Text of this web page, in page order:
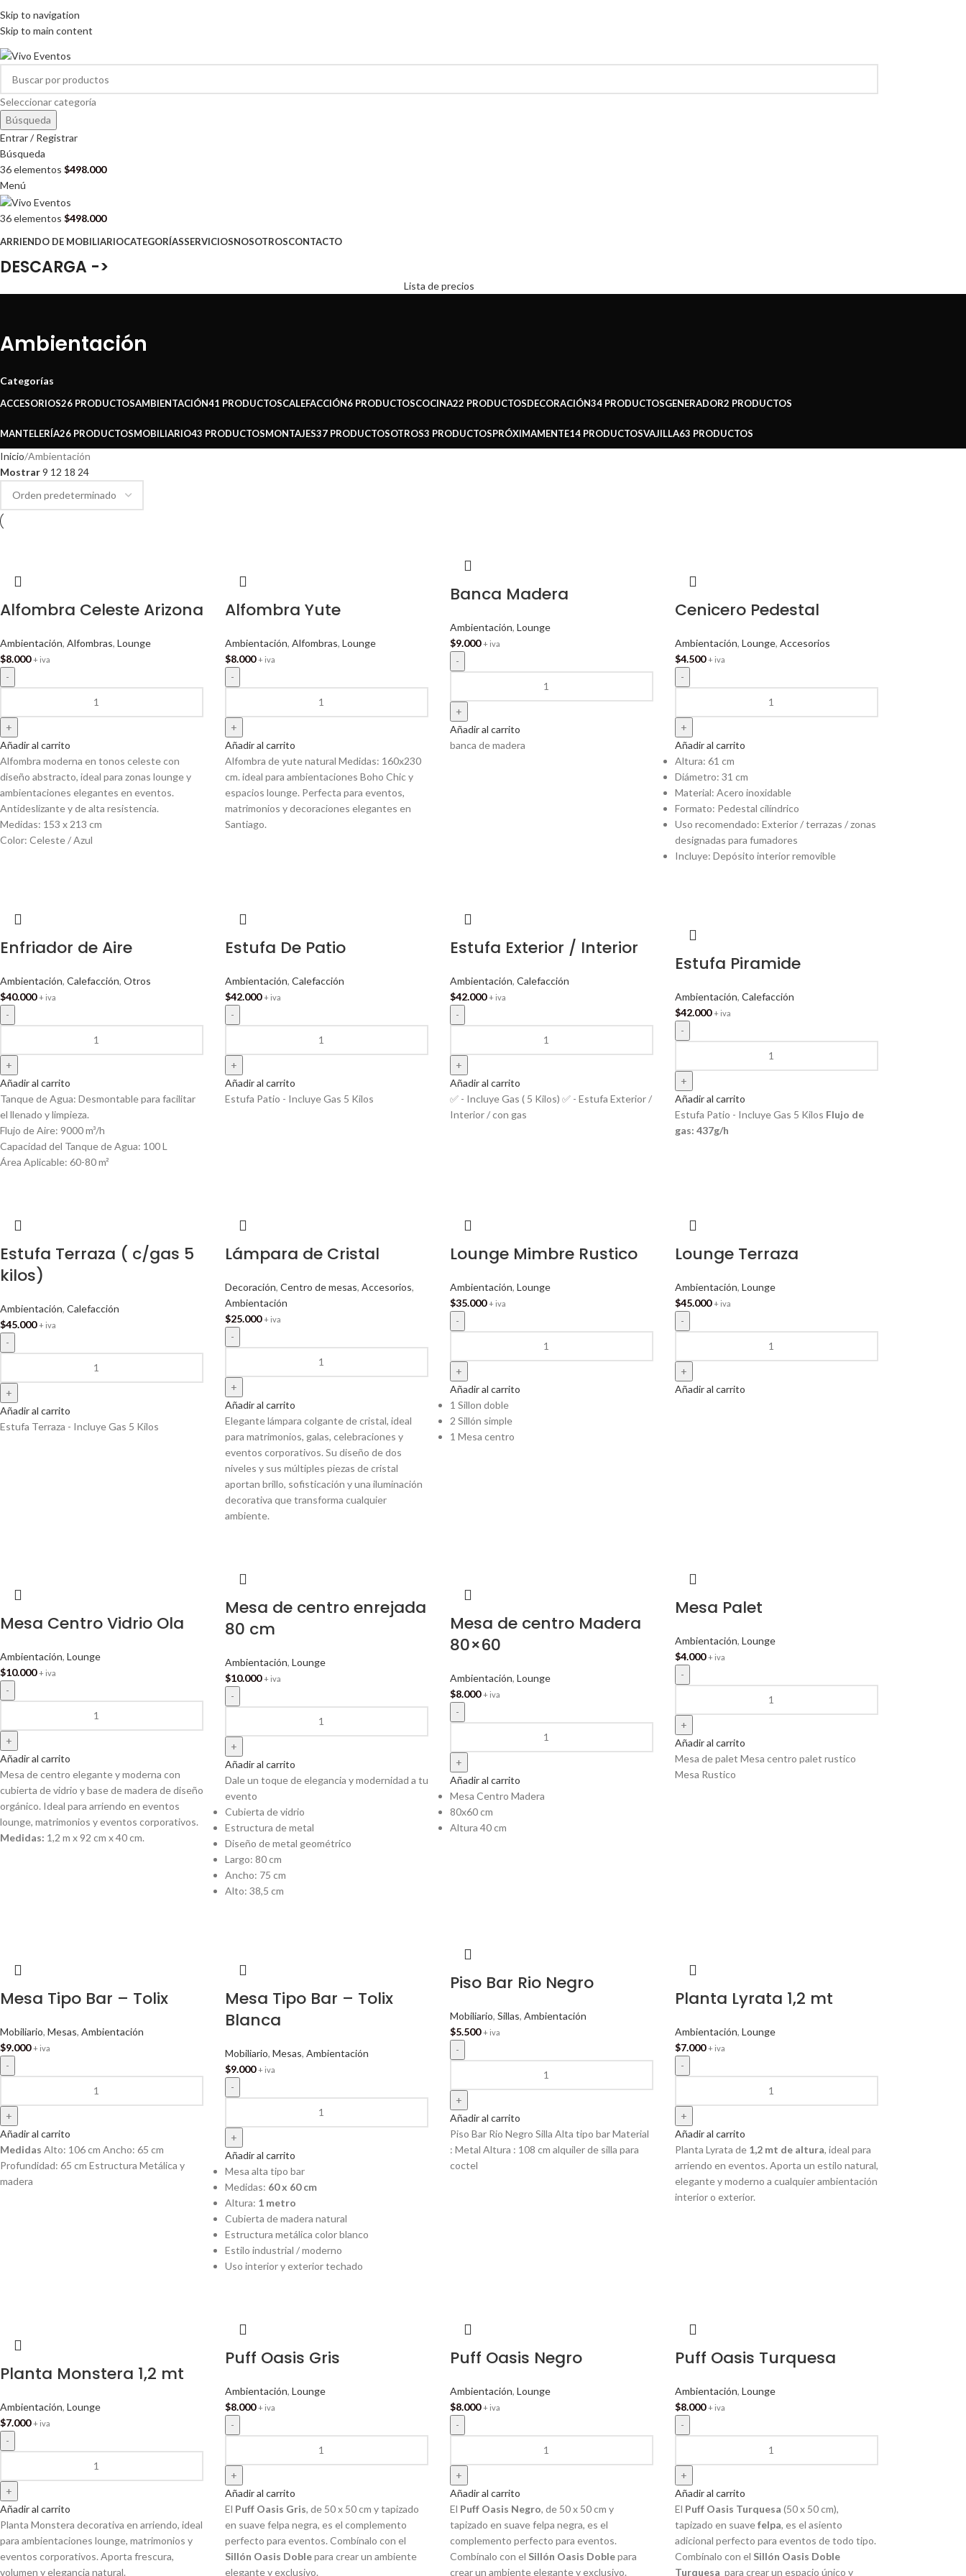
Skip to navigation
Skip to main content
HORARIOS DE ATENCIÓN: 8:00 - 17:00 HORAS
ARRIENDO DE MOBILIARIO PARA EVENTOS
Seleccionar categoría
Búsqueda
Entrar / Registrar
Búsqueda
36elementos $498.000
Menú
36elementos $498.000
ARRIENDO DE MOBILIARIOCATEGORÍASSERVICIOSNOSOTROSCONTACTO
DESCARGA ->
Lista de precios
Ambientación
Categorías
ACCESORIOS26 PRODUCTOSAMBIENTACIÓN41 PRODUCTOSCALEFACCIÓN6 PRODUCTOSCOCINA22 PRODUCTOSDECORACIÓN34 PRODUCTOSGENERADOR2 PRODUCTOS
MANTELERÍA26 PRODUCTOSMOBILIARIO43 PRODUCTOSMONTAJES37 PRODUCTOSOTROS3 PRODUCTOSPRÓXIMAMENTE14 PRODUCTOSVAJILLA63 PRODUCTOS
Inicio Ambientación
Mostrar9 12 18 24
Alfombra Celeste Arizona
Ambientación, Alfombras, Lounge
$8.000 + iva
Añadir al carrito
Alfombra moderna en tonos celeste con
diseño abstracto, ideal para zonas lounge y
ambientaciones elegantes en eventos.
Antideslizante y de alta resistencia.
Medidas: 153 x 213 cm
Color: Celeste / Azul
Alfombra Yute
Ambientación, Alfombras, Lounge
$8.000 + iva
Añadir al carrito
Alfombra de yute natural Medidas: 160x230
cm. ideal para ambientaciones Boho Chic y
espacios lounge. Perfecta para eventos,
matrimonios y decoraciones elegantes en
Santiago.
Banca Madera
Ambientación, Lounge
$9.000 + iva
Añadir al carrito
banca de madera
Cenicero Pedestal
Ambientación, Lounge, Accesorios
$4.500 + iva
Añadir al carrito
Altura: 61 cm
Diámetro: 31 cm
Material: Acero inoxidable
Formato: Pedestal cilíndrico
Uso recomendado: Exterior / terrazas / zonas
designadas para fumadores
Incluye: Depósito interior removible
Enfriador de Aire
Ambientación, Calefacción, Otros
$40.000 + iva
Añadir al carrito
Tanque de Agua: Desmontable para facilitar
el llenado y limpieza.
Flujo de Aire: 9000 m³/h
Capacidad del Tanque de Agua: 100 L
Área Aplicable: 60-80 m²
Estufa De Patio
Ambientación, Calefacción
$42.000 + iva
Añadir al carrito
Estufa Patio - Incluye Gas 5 Kilos
Estufa Exterior / Interior
Ambientación, Calefacción
$42.000 + iva
Añadir al carrito
✅ - Incluye Gas ( 5 Kilos) ✅ - Estufa Exterior /
Interior / con gas
Estufa Piramide
Ambientación, Calefacción
$42.000 + iva
Añadir al carrito
Estufa Patio - Incluye Gas 5 Kilos Flujo de
gas: 437g/h
Estufa Terraza ( c/gas 5
kilos)
Ambientación, Calefacción
$45.000 + iva
Añadir al carrito
Estufa Terraza - Incluye Gas 5 Kilos
Lámpara de Cristal
Decoración, Centro de mesas, Accesorios,
Ambientación
$25.000 + iva
Añadir al carrito
Elegante lámpara colgante de cristal, ideal
para matrimonios, galas, celebraciones y
eventos corporativos. Su diseño de dos
niveles y sus múltiples piezas de cristal
aportan brillo, sofisticación y una iluminación
decorativa que transforma cualquier
ambiente.
Lounge Mimbre Rustico
Ambientación, Lounge
$35.000 + iva
Añadir al carrito
1 Sillon doble
2 Sillón simple
1 Mesa centro
Lounge Terraza
Ambientación, Lounge
$45.000 + iva
Añadir al carrito
Mesa Centro Vidrio Ola
Ambientación, Lounge
$10.000 + iva
Añadir al carrito
Mesa de centro elegante y moderna con
cubierta de vidrio y base de madera de diseño
orgánico. Ideal para arriendo en eventos
lounge, matrimonios y eventos corporativos.
Medidas: 1,2 m x 92 cm x 40 cm.
Mesa de centro enrejada
80 cm
Ambientación, Lounge
$10.000 + iva
Añadir al carrito
Dale un toque de elegancia y modernidad a tu
evento
Cubierta de vidrio
Estructura de metal
Diseño de metal geométrico
Largo: 80 cm
Ancho: 75 cm
Alto: 38,5 cm
Mesa de centro Madera
80×60
Ambientación, Lounge
$8.000 + iva
Añadir al carrito
Mesa Centro Madera
80x60 cm
Altura 40 cm
Mesa Palet
Ambientación, Lounge
$4.000 + iva
Añadir al carrito
Mesa de palet Mesa centro palet rustico
Mesa Rustico
Mesa Tipo Bar – Tolix
Mobiliario, Mesas, Ambientación
$9.000 + iva
Añadir al carrito
Medidas Alto: 106 cm Ancho: 65 cm
Profundidad: 65 cm Estructura Metálica y
madera
Mesa Tipo Bar – Tolix
Blanca
Mobiliario, Mesas, Ambientación
$9.000 + iva
Añadir al carrito
Mesa alta tipo bar
Medidas: 60 x 60 cm
Altura: 1 metro
Cubierta de madera natural
Estructura metálica color blanco
Estilo industrial / moderno
Uso interior y exterior techado
Piso Bar Rio Negro
Mobiliario, Sillas, Ambientación
$5.500 + iva
Añadir al carrito
Piso Bar Rio Negro Silla Alta tipo bar Material
: Metal Altura : 108 cm alquiler de silla para
coctel
Planta Lyrata 1,2 mt
Ambientación, Lounge
$7.000 + iva
Añadir al carrito
Planta Lyrata de 1,2 mt de altura, ideal para
arriendo en eventos. Aporta un estilo natural,
elegante y moderno a cualquier ambientación
interior o exterior.
Planta Monstera 1,2 mt
Ambientación, Lounge
$7.000 + iva
Añadir al carrito
Planta Monstera decorativa en arriendo, ideal
para ambientaciones lounge, matrimonios y
eventos corporativos. Aporta frescura,
volumen y elegancia natural.
Puff Oasis Gris
Ambientación, Lounge
$8.000 + iva
Añadir al carrito
El Puff Oasis Gris, de 50 x 50 cm y tapizado
en suave felpa negra, es el complemento
perfecto para eventos. Combínalo con el
Sillón Oasis Doblepara crear un ambiente
elegante y exclusivo.
Puff Oasis Negro
Ambientación, Lounge
$8.000 + iva
Añadir al carrito
El Puff Oasis Negro, de 50 x 50 cm y
tapizado en suave felpa negra, es el
complemento perfecto para eventos.
Combínalo con el Sillón Oasis Doblepara
crear un ambiente elegante y exclusivo.
Puff Oasis Turquesa
Ambientación, Lounge
$8.000 + iva
Añadir al carrito
El Puff Oasis Turquesa (50 x 50 cm),
tapizado en suavefelpa, es el asiento
adicional perfecto para eventos de todo tipo.
Combínalo con el Sillón Oasis Doble
Turquesa para crear un espacio único y